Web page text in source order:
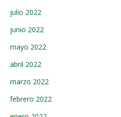
julio 2022
junio 2022
mayo 2022
abril 2022
marzo 2022
febrero 2022